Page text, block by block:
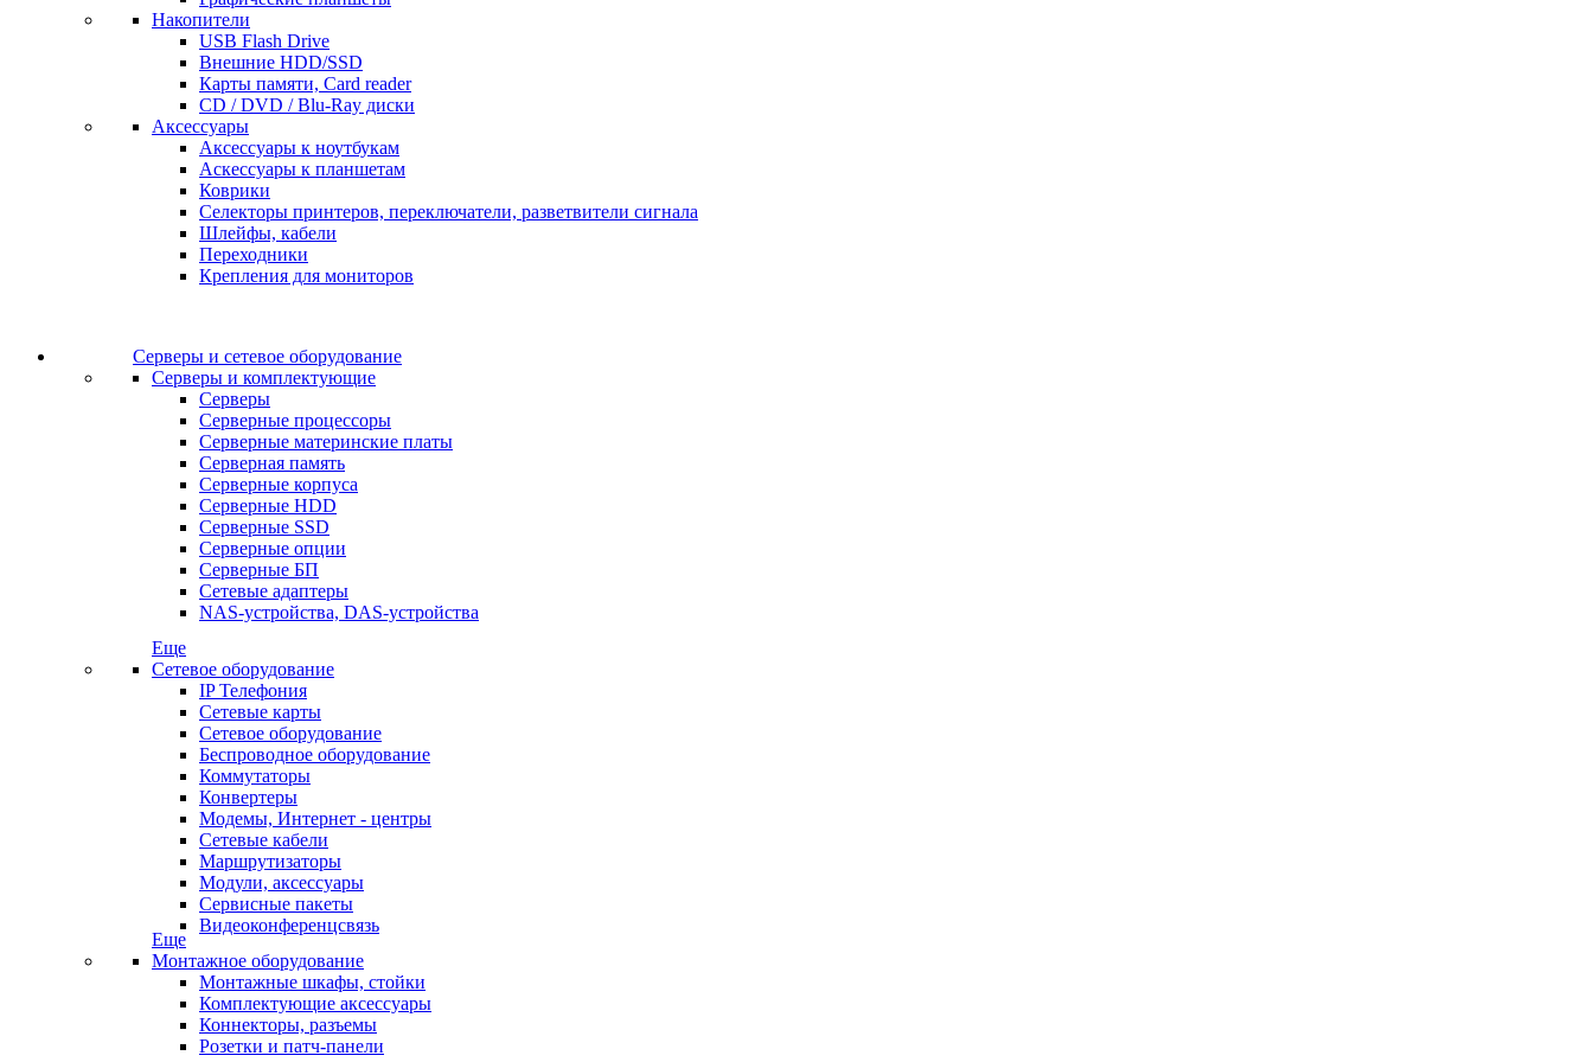
Накопители
USB Flash Drive
Внешние HDD/SSD
Карты памяти, Card reader
CD / DVD / Blu-Ray диски
Аксессуары
Аксессуары к ноутбукам
Аскессуары к планшетам
Коврики
Селекторы принтеров, переключатели, разветвители сигнала
Шлейфы, кабели
Переходники
Крепления для мониторов
Серверы и сетевое оборудование
Серверы и комплектующие
Серверы
Серверные процессоры
Серверные материнские платы
Серверная память
Серверные корпуса
Серверные HDD
Серверные SSD
Серверные опции
Серверные БП
Сетевые адаптеры
NAS-устройства, DAS-устройства
Еще
Сетевое оборудование
IP Телефония
Сетевые карты
Сетевое оборудование
Беспроводное оборудование
Коммутаторы
Конвертеры
Модемы, Интернет - центры
Сетевые кабели
Маршрутизаторы
Модули, аксессуары
Сервисные пакеты
Видеоконференцсвязь
Еще
Монтажное оборудование
Монтажные шкафы, стойки
Комплектующие аксессуары
Коннекторы, разъемы
Розетки и патч-панели